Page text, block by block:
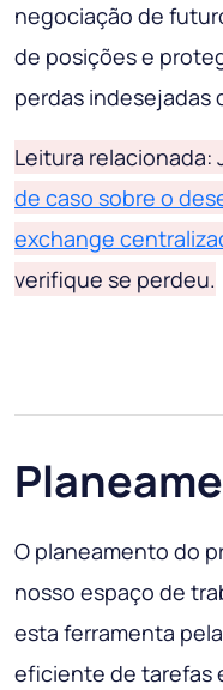
negociação de
de posições e
perdas indesejadas
Leitura relacionada:
de caso sobre o
exchange
verifique se perdeu.
O planeamento do
nosso espaço de
esta ferramenta
eficiente de tarefas